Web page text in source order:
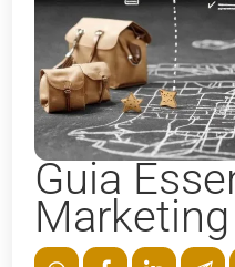
Guia
Marketing